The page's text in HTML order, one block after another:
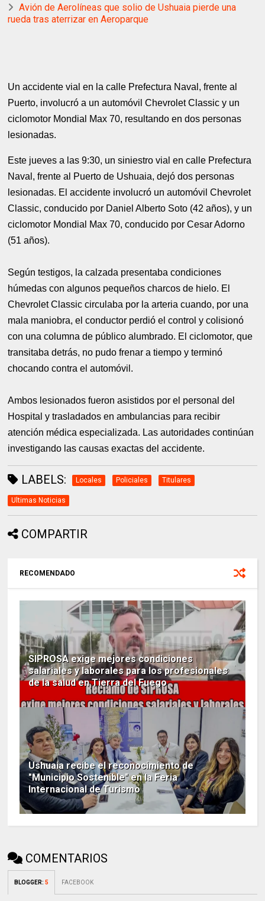
Avión de Aerolíneas que solio de Ushuaia pierde una
rueda tras aterrizar en Aeroparque
Un accidente vial en la calle Prefectura Naval, frente al
Puerto, involucró a un automóvil Chevrolet Classic y un
ciclomotor Mondial Max 70, resultando en dos personas
lesionadas.
Este jueves a las 9:30, un siniestro vial en calle Prefectura
Naval, frente al Puerto de Ushuaia, dejó dos personas
lesionadas. El accidente involucró un automóvil Chevrolet
Classic, conducido por Daniel Alberto Soto (42 años), y un
ciclomotor Mondial Max 70, conducido por Cesar Adorno
(51 años).
Según testigos, la calzada presentaba condiciones
húmedas con algunos pequeños charcos de hielo. El
Chevrolet Classic circulaba por la arteria cuando, por una
mala maniobra, el conductor perdió el control y colisionó
con una columna de público alumbrado. El ciclomotor, que
transitaba detrás, no pudo frenar a tiempo y terminó
chocando contra el automóvil.
Ambos lesionados fueron asistidos por el personal del
Hospital y trasladados en ambulancias para recibir
atención médica especializada. Las autoridades continúan
investigando las causas exactas del accidente.
LABELS: Locales Policiales Titulares
Ultimas Noticias
COMPARTIR
RECOMENDADO
SIPROSA exige mejores condiciones
salariales y laborales para los profesionales
de la salud en Tierra del Fuego
Ushuaia recibe el reconocimiento de
"Municipio Sostenible" en la Feria
Internacional de Turismo
COMENTARIOS
BLOGGER:5 FACEBOOK